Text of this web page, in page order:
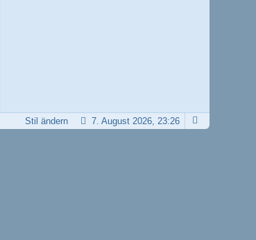
7. August 2026, 23:26
Stil ändern